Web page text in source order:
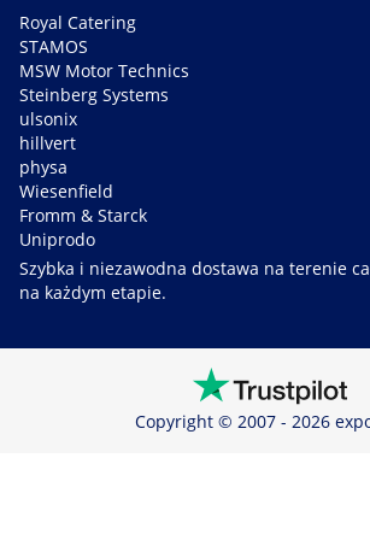
Royal Catering
STAMOS
MSW Motor Technics
Steinberg Systems
ulsonix
hillvert
physa
Wiesenfield
Fromm & Starck
Uniprodo
Szybka i niezawodna dostawa na terenie
na każdym etapie.
Copyright © 2007 - 2026